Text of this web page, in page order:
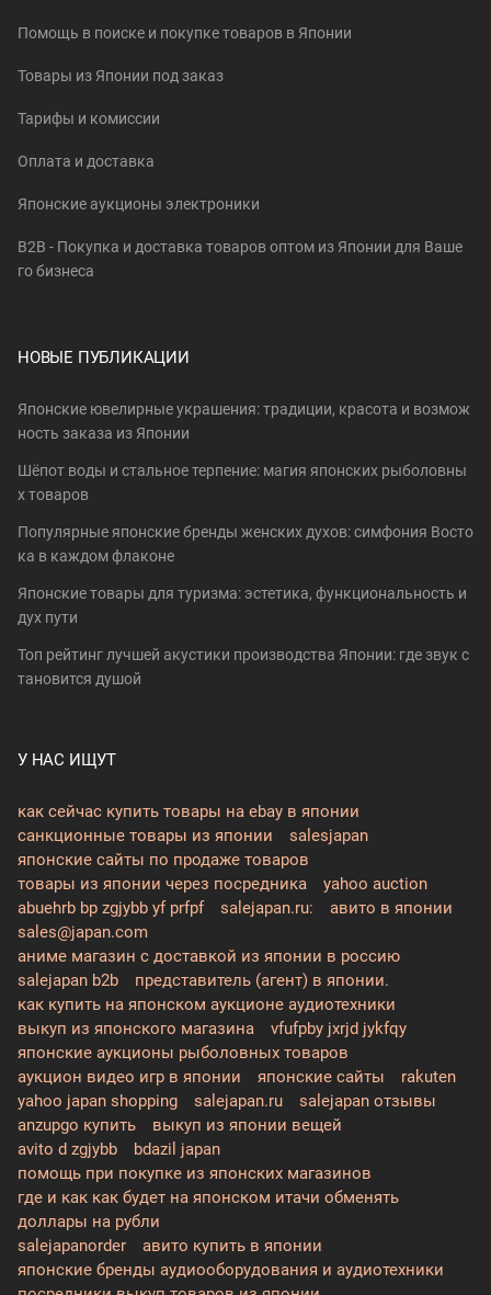
Помощь в поиске и покупке товаров в Японии
Товары из Японии под заказ
Тарифы и комиссии
Оплата и доставка
Японские аукционы электроники
B2B - Покупка и доставка товаров оптом из Японии для Ваше
го бизнеса
НОВЫЕ ПУБЛИКАЦИИ
Японские ювелирные украшения: традиции, красота и возмож
ность заказа из Японии
Шёпот воды и стальное терпение: магия японских рыболовны
х товаров
Популярные японские бренды женских духов: симфония Восто
ка в каждом флаконе
Японские товары для туризма: эстетика, функциональность и
дух пути
Топ рейтинг лучшей акустики производства Японии: где звук с
тановится душой
У НАС ИЩУТ
как сейчас купить товары на ebay в японии
санкционные товары из японии
salesjapan
японские сайты по продаже товаров
товары из японии через посредника
yahoo auction
abuehrb bp zgjybb yf prfpf
salejapan.ru:
авито в японии
sales@japan.com
аниме магазин с доставкой из японии в россию
salejapan b2b
представитель (агент) в японии.
как купить на японском аукционе аудиотехники
выкуп из японского магазина
vfufpby jxrjd jykfqy
японские аукционы рыболовных товаров
аукцион видео игр в японии
японские сайты
rakuten
yahoo japan shopping
salejapan.ru
salejapan отзывы
anzupgo купить
выкуп из японии вещей
avito d zgjybb
bdazil japan
помощь при покупке из японских магазинов
где и как как будет на японском итачи обменять
доллары на рубли
salejapanorder
авито купить в японии
японские бренды аудиооборудования и аудиотехники